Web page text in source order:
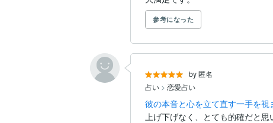
参考になった
by 匿名
占い > 恋愛占い
彼の本音と心を立て直す一手を
上げ下げなく、とても的確だと思